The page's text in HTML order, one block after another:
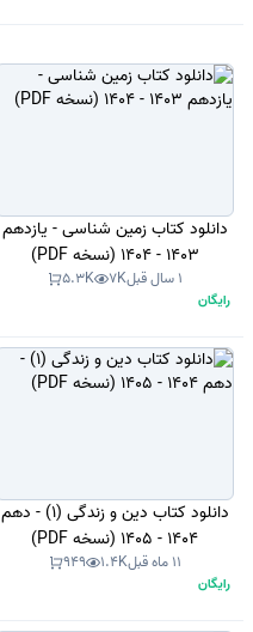
دانلود کتاب زمین شناسی - یازدهم
1403 - 1404 (نسخه PDF)
1 سال قبل 7K
5.3K
رایگان
دانلود کتاب دین و زندگی (1) - دهم
1404 - 1405 (نسخه PDF)
11 ماه قبل 1.4K
949
رایگان